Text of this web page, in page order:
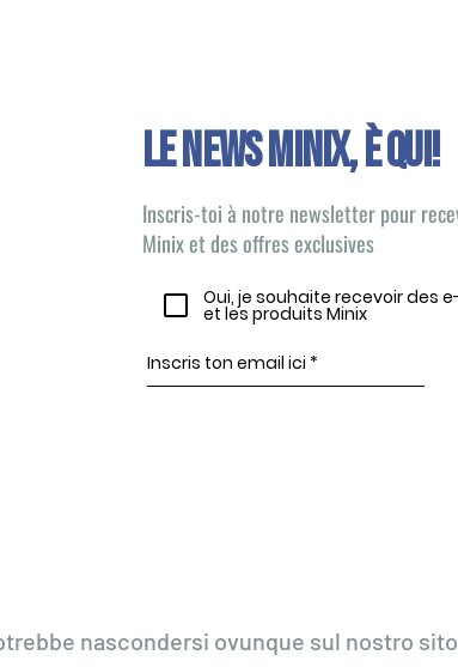
Le news Minix, È QUI!
Inscris-toi à notre newsletter pour
Minix et des offres exclusives
Oui, je souhaite recevoir des
et les produits Minix
nascondersi ovunque sul nostro